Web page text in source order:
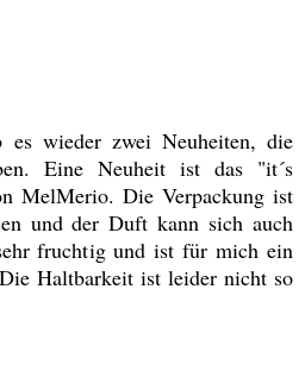
es wieder zwei Neuheiten, die
Eine Neuheit ist das "it´s
MelMerio. Die Verpackung ist
und der Duft kann sich auch
fruchtig und ist für mich ein
Haltbarkeit ist leider nicht so